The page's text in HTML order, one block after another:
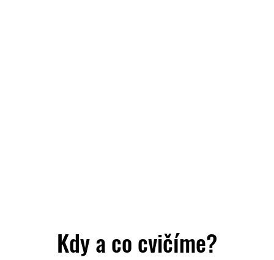
Kdy a co cvičíme?